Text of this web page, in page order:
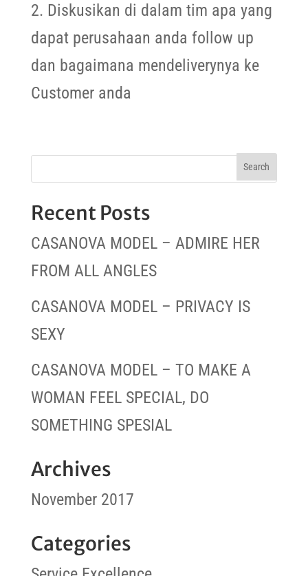
2. Diskusikan di dalam tim apa yang
dapat perusahaan anda follow up
dan bagaimana mendeliverynya ke
Customer anda
Recent Posts
CASANOVA MODEL – ADMIRE HER
FROM ALL ANGLES
CASANOVA MODEL – PRIVACY IS
SEXY
CASANOVA MODEL – TO MAKE A
WOMAN FEEL SPECIAL, DO
SOMETHING SPESIAL
Archives
November 2017
Categories